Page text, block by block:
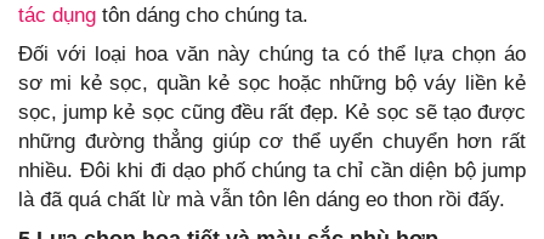
tác dụng tôn dáng cho chúng ta.
Đối với loại hoa văn này chúng ta có thể lựa chọn áo
sơ mi kẻ sọc, quần kẻ sọc hoặc những bộ váy liền kẻ
sọc, jump kẻ sọc cũng đều rất đẹp. Kẻ sọc sẽ tạo được
những đường thẳng giúp cơ thể uyển chuyển hơn rất
nhiều. Đôi khi đi dạo phố chúng ta chỉ cần diện bộ jump
là đã quá chất lừ mà vẫn tôn lên dáng eo thon rồi đấy.